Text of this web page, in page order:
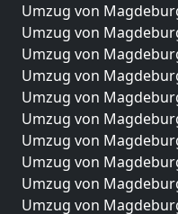
Umzug von
Umzug von
Umzug von
Umzug von
Umzug von
Umzug von
Umzug von
Umzug von
Umzug von
Umzug von